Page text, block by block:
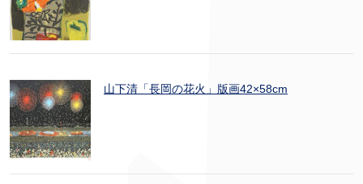
山下清「長岡の花火」版画42×58cm